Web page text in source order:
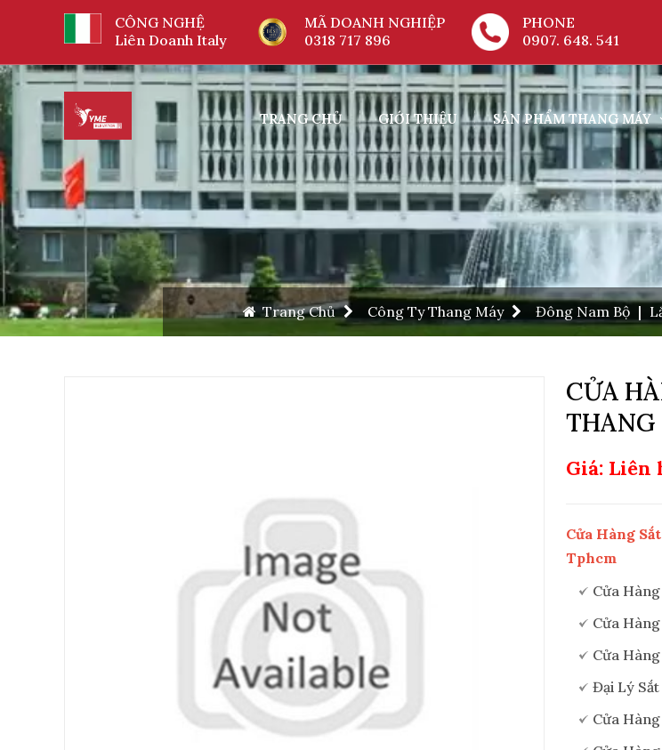
CÔNG NGHỆ
Liên Doanh Italy
MÃ DOANH NGHIỆP
0318 717 896
PHONE
0907. 648. 541
TRANG CHỦ GIỚI THIỆU SẢN PHẨM THANG MÁY
Trang Chủ Công Ty Thang Máy Đông Nam Bộ |
CỬA
THANG
Giá: Liên
Cửa Hàng
Tphcm
Cửa
Cửa
Cửa
Đại Lý
Cửa